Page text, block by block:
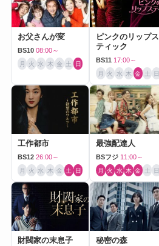
お父さんが変
BS10 08:00～
月 火 水 木 金 土 日
ピンクのリップス
ティック
BS11 17:00～
月 火 水 木 金 土 日
工作都市
BS12 26:00～
月 火 水 木 金 土 日
最強配達人
BSフジ 11:00～
月 火 水 木 金 土 日
財閥家の末息子 秘密の森